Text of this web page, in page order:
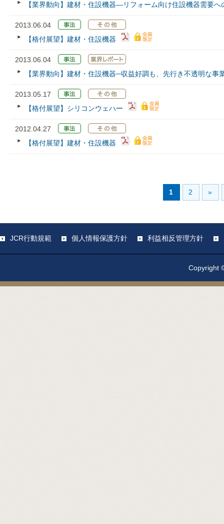
【業界動向】建材・住設機器―リフォーム向け住設機器需要
2013.06.04
【格付展望】建材・住設機器
2013.06.04
【業界動向】建材・住設機器─収益好調も、先行き不透明な事
2013.05.17
【格付展望】シリコンウェハー
2012.04.27
【格付展望】建材・住設機器
1 2 »
JCR行動規範 個人情報保護方針 利益相反管理方針
Copyright